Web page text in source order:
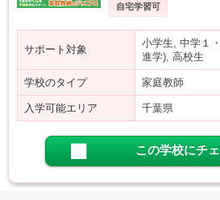
自宅学習可
サポート対象
小学生, 中学１
進学), 高校生
学校のタイプ 家庭教師
入学可能エリア 千葉県
この学校にチ